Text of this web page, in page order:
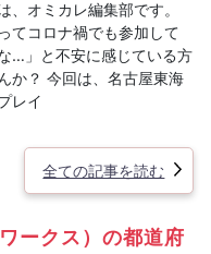
、オミカレ編集部です。
てコロナ禍でも参加して
…」と不安に感じている方
か？ 今回は、名古屋東海
レイ
全ての記事を読む
ークス）の都道府